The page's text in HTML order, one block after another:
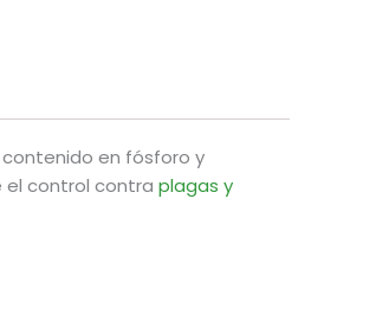
contenido en fósforo y
el control contra plagas y